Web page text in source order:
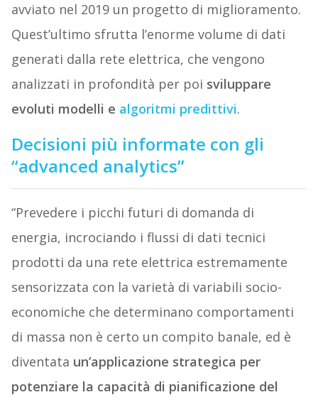
avviato nel 2019 un progetto di miglioramento.
Quest’ultimo sfrutta l’enorme volume di dati
generati dalla rete elettrica, che vengono
analizzati in profondità per poi sviluppare
evoluti modelli e algoritmi predittivi.
Decisioni più informate con gli
“advanced analytics”
“Prevedere i picchi futuri di domanda di
energia, incrociando i flussi di dati tecnici
prodotti da una rete elettrica estremamente
sensorizzata con la varietà di variabili socio-
economiche che determinano comportamenti
di massa non è certo un compito banale, ed è
diventata un’applicazione strategica per
potenziare la capacità di pianificazione del